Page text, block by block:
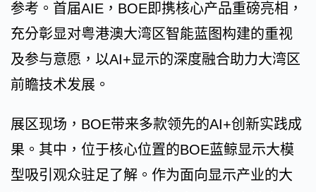
参考。首届AIE，BOE即携核心产品重磅亮相，
充分彰显对粤港澳大湾区智能蓝图构建的重视
及参与意愿，以AI+显示的深度融合助力大湾区
前瞻技术发展。
展区现场，BOE带来多款领先的AI+创新实践成
果。其中，位于核心位置的BOE蓝鲸显示大模
型吸引观众驻足了解。作为面向显示产业的大